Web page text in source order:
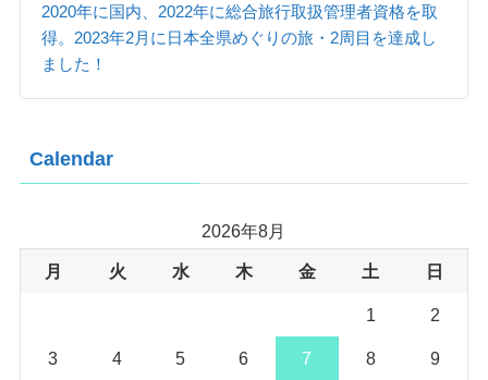
2020年に国内、2022年に総合旅行取扱管理者資格を取
得。2023年2月に日本全県めぐりの旅・2周目を達成し
ました！
Calendar
2026年8月
月 火 水 木 金 土 日
1 2
3 4 5 6 7 8 9